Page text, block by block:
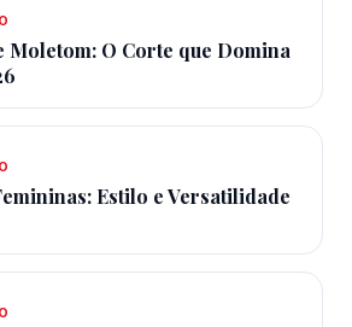
Moletom: O Corte que Domina
Estilo e Versatilidade